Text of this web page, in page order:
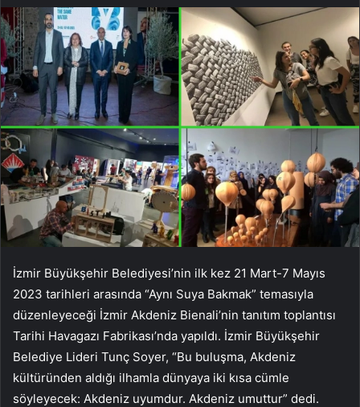
İzmir Büyükşehir Belediyesi’nin ilk kez 21 Mart-7 Mayıs
2023 tarihleri arasında “Aynı Suya Bakmak” temasıyla
düzenleyeceği İzmir Akdeniz Bienali’nin tanıtım toplantısı
Tarihi Havagazı Fabrikası’nda yapıldı. İzmir Büyükşehir
Belediye Lideri Tunç Soyer, “Bu buluşma, Akdeniz
kültüründen aldığı ilhamla dünyaya iki kısa cümle
söyleyecek: Akdeniz uyumdur. Akdeniz umuttur” dedi.